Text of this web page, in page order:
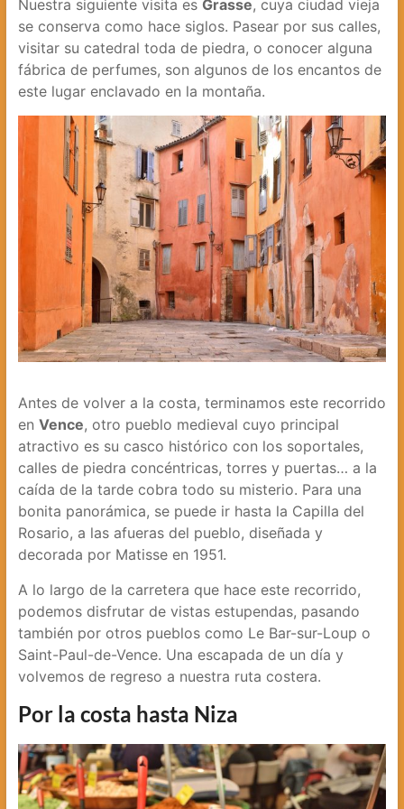
Nuestra siguiente visita es Grasse, cuya ciudad vieja
se conserva como hace siglos. Pasear por sus calles,
visitar su catedral toda de piedra, o conocer alguna
fábrica de perfumes, son algunos de los encantos de
este lugar enclavado en la montaña.
Antes de volver a la costa, terminamos este recorrido
en Vence, otro pueblo medieval cuyo principal
atractivo es su casco histórico con los soportales,
calles de piedra concéntricas, torres y puertas… a la
caída de la tarde cobra todo su misterio. Para una
bonita panorámica, se puede ir hasta la Capilla del
Rosario, a las afueras del pueblo, diseñada y
decorada por Matisse en 1951.
A lo largo de la carretera que hace este recorrido,
podemos disfrutar de vistas estupendas, pasando
también por otros pueblos como Le Bar-sur-Loup o
Saint-Paul-de-Vence. Una escapada de un día y
volvemos de regreso a nuestra ruta costera.
Por la costa hasta Niza